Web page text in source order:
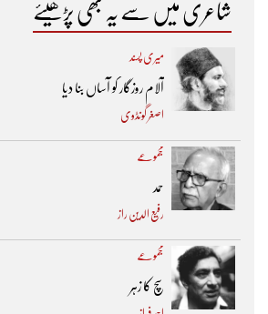
شاعری میں سے یہ بھی پڑھیئے
میری پسند
آلام روزگار کو آساں بنا دیا
اصغر گونڈوی
مجموعے
حمد
رفیع الدین راز
مجموعے
سچ کا زہر